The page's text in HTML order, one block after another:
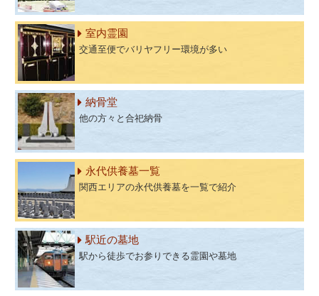
室内霊園
交通至便でバリヤフリー環境が多い
納骨堂
他の方々と合祀納骨
永代供養墓一覧
関西エリアの永代供養墓を一覧で紹介
駅近の墓地
駅から徒歩でお参りできる霊園や墓地